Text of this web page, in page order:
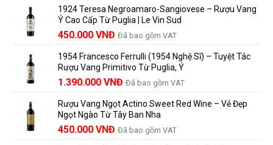
và
những
người
vang
nên
biết
Lưu
Trữ
Và
Thành
là:
858.000 VNĐ.
tại
là:
780.000 VNĐ.
1924 Teresa Negroamaro-Sangiovese – Rượu Vang
Ý Cao Cấp Từ Puglia | Le Vin Sud
Giá
là:
495.000 VNĐ.
450.000 VNĐ Giá
tại
là:
450.000 VNĐ.
Đã bao gồm VAT
1954 Francesco Ferrulli (1954 Nghệ Sĩ) – Tuyệt Tác
Rượu Vang Primitivo Từ Puglia, Ý
Giá
là:
1.529.000 VNĐ.
1.390.000 VNĐ Giá
tại
là:
1.390.000 VNĐ.
Đã bao gồm VAT
Rượu Vang Ngọt Actino Sweet Red Wine – Vẻ Đẹp
Ngọt Ngào Từ Tây Ban Nha
450.000 VNĐ Đã bao gồm VAT